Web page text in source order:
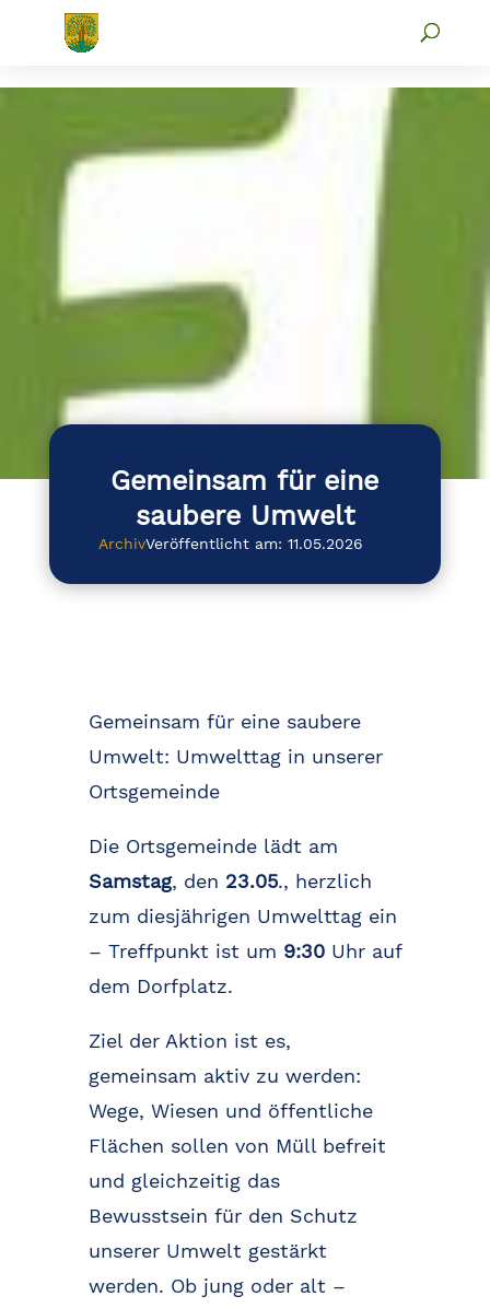
Gemeinsam für eine
saubere Umwelt
ArchivVeröffentlicht am: 11.05.2026
Gemeinsam für eine saubere
Umwelt: Umwelttag in unserer
Ortsgemeinde
Die Ortsgemeinde lädt am
Samstag, den 23.05., herzlich
zum diesjährigen Umwelttag ein
– Treffpunkt ist um 9:30Uhr auf
dem Dorfplatz.
Ziel der Aktion ist es,
gemeinsam aktiv zu werden:
Wege, Wiesen und öffentliche
Flächen sollen von Müll befreit
und gleichzeitig das
Bewusstsein für den Schutz
unserer Umwelt gestärkt
werden. Ob jung oder alt –